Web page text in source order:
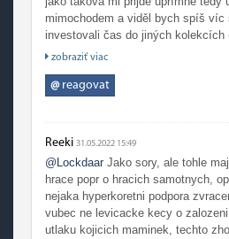
mimochodem a viděl bych spíš
investovali čas do jiných kolekcích
sběratelských atp.), ale na druhou
tom ten informační souhrn je.
zobraziť viac
@reagovat
Reeki 31.05.2022 15:49
@Lockdaar Jako sory, ale tohle
hrace popr o hracich samotnych,
nejaka hyperkoretni podpora
vubec ne levicacke kecy o
utlaku kojicich maminek, techto